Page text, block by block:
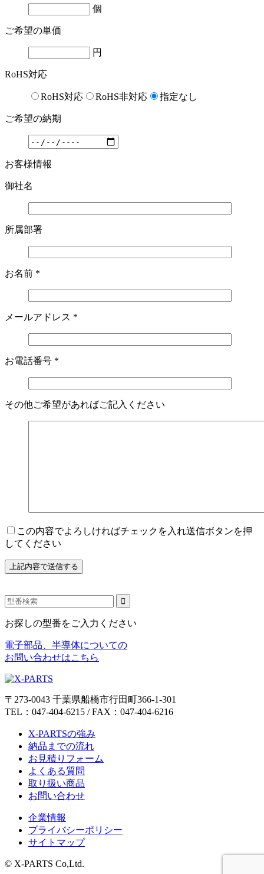
個
ご希望の単価
円
RoHS対応
RoHS対応 RoHS非対応 指定なし
ご希望の納期
お客様情報
御社名
所属部署
お名前 *
メールアドレス *
お電話番号 *
その他ご希望があればご記入ください
この内容でよろしければチェックを入れ送信ボタンを押
してください
お探しの型番をご入力ください
電子部品、半導体についての
お問い合わせはこちら
〒273-0043 千葉県船橋市行田町366-1-301
TEL：047-404-6215 / FAX：047-404-6216
X-PARTSの強み
納品までの流れ
お見積りフォーム
よくある質問
取り扱い商品
お問い合わせ
企業情報
プライバシーポリシー
サイトマップ
© X-PARTS Co,Ltd.